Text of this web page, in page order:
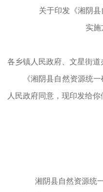
关于印发《湘阴县
实施
各乡镇人民政府、文星街道
《湘阴县自然资源统一
人民政府同意，现印发给你
湘阴县自然资源统